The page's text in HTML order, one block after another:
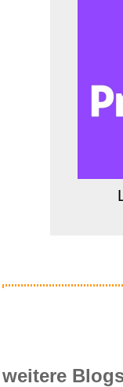
weitere